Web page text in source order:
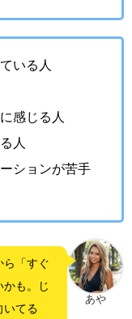
いる人
感じる人
人
ションが苦手
あや
ら「すぐ
かも。じ
いてる